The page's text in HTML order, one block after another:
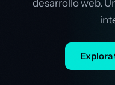
desarrollo web.
Explora